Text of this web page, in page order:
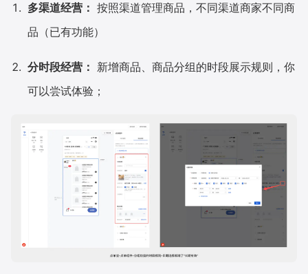
多渠道经营： 按照渠道管理商品，不同渠道商家不同商
品（已有功能）
分时段经营： 新增商品、商品分组的时段展示规则，你
可以尝试体验；